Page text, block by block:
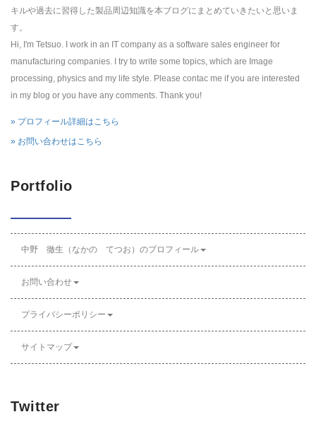
キルや過去に習得した製品周辺知識を本ブログにまとめていきたいと思いま
す。
Hi, I'm Tetsuo. I work in an IT company as a software sales engineer for
manufacturing companies. I try to write some topics, which are Image
processing, physics and my life style. Please contac me if you are interested
in my blog or you have any comments. Thank you!
» プロフィール詳細はこちら
» お問い合わせはこちら
Portfolio
中野 徹生（なかの てつお）のプロフィール
お問い合わせ
プライバシーポリシー
サイトマップ
Twitter